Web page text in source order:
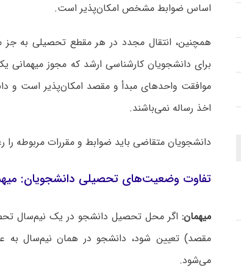
اساس ضوابط مشخص امکان‌پذیر است.
برای دانشجویان کارشناسی ارشد که مجوز میهمانی
موافقت واحدهای مبدأ و مقصد امکان‌پذیر است و
اخذ رساله نمی‌باشند.
دانشجویان متقاضی باید ضوابط و مقررات مربوطه را
تفاوت وضعیت‌های تحصیلی دانشجویان:
میهمان:اگر محل تحصیل دانشجو در یک نیم‌سال
مقصد) تعیین شود، دانشجو در همان نیم‌سال به
می‌شود.